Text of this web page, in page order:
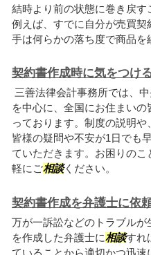
結時より前の状態に巻き戻す
例えば、すでに自分が売買
手は何らかの落ち度で商品を
契約書作成時に気をつけ
三善法律会計事務所では、
を中心に、全国にお住まいの
っております。制度の説明や
皆様の疑問や不安が1日でも
ていただきます。お困りの
軽にご相談ください。
契約書作成を弁護士に依
万が一訴訟などのトラブル
を作成した弁護士に相談すれ
ていることから適切かつ迅